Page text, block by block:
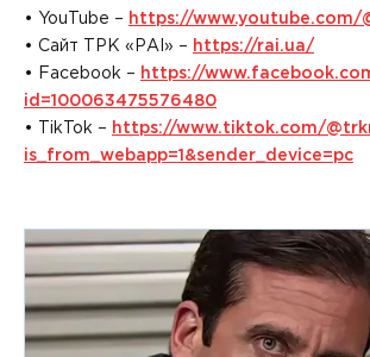
• YouTube – https://www.youtube.com/
• Сайт ТРК «РАІ» – https://rai.ua/
• Facebook – https://
id=100063475576480
• TikTok – https://www.tiktok.com/
is_from_webapp=1&sender_device=pc